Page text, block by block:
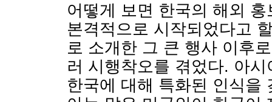
어떻게 보면 한국의 해외
본격적으로 시작되었다고
로 소개한 그 큰 행사 이후
러 시행착오를 겪었다. 아
한국에 대해 특화된 인식을